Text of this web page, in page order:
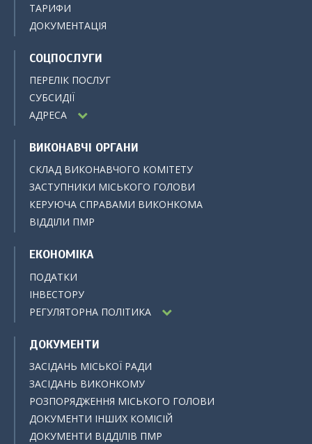
ТАРИФИ
ДОКУМЕНТАЦІЯ
СОЦПОСЛУГИ
ПЕРЕЛІК ПОСЛУГ
СУБСИДІЇ
АДРЕСА
ВИКОНАВЧІ ОРГАНИ
СКЛАД ВИКОНАВЧОГО КОМІТЕТУ
ЗАСТУПНИКИ МІСЬКОГО ГОЛОВИ
КЕРУЮЧА СПРАВАМИ ВИКОНКОМА
ВІДДІЛИ ПМР
ЕКОНОМІКА
ПОДАТКИ
ІНВЕСТОРУ
РЕГУЛЯТОРНА ПОЛІТИКА
ДОКУМЕНТИ
ЗАСІДАНЬ МІСЬКОЇ РАДИ
ЗАСІДАНЬ ВИКОНКОМУ
РОЗПОРЯДЖЕННЯ МІСЬКОГО ГОЛОВИ
ДОКУМЕНТИ ІНШИХ КОМІСІЙ
ДОКУМЕНТИ ВІДДІЛІВ ПМР